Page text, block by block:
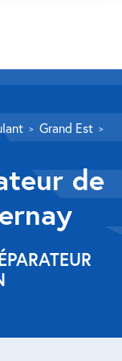
Grand Est
de